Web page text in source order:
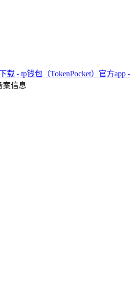
载 - tp钱包（TokenPocket）官方app -
案信息